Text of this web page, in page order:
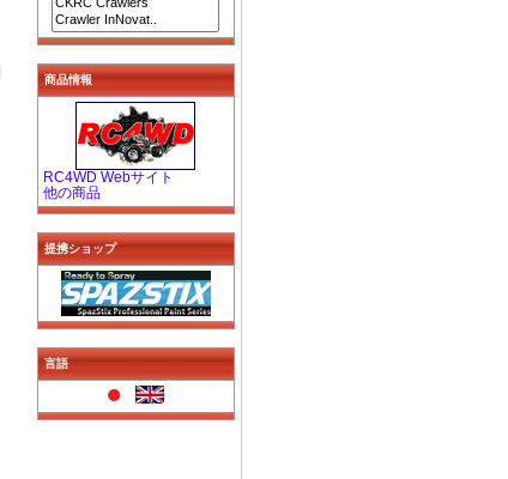
商品情報
RC4WD Webサイト
他の商品
提携ショップ
言語